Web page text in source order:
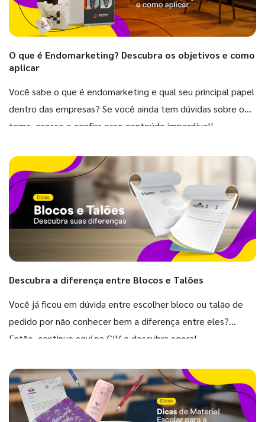
O que é Endomarketing? Descubra os objetivos e como
aplicar
Você sabe o que é endomarketing e qual seu principal papel
dentro das empresas? Se você ainda tem dúvidas sobre o
tema, acesse e confira esse conteúdo imperdível!
Descubra a diferença entre Blocos e Talões
Você já ficou em dúvida entre escolher bloco ou talão de
pedido por não conhecer bem a diferença entre eles?
Então, continue aqui na GIV e descubra agora!